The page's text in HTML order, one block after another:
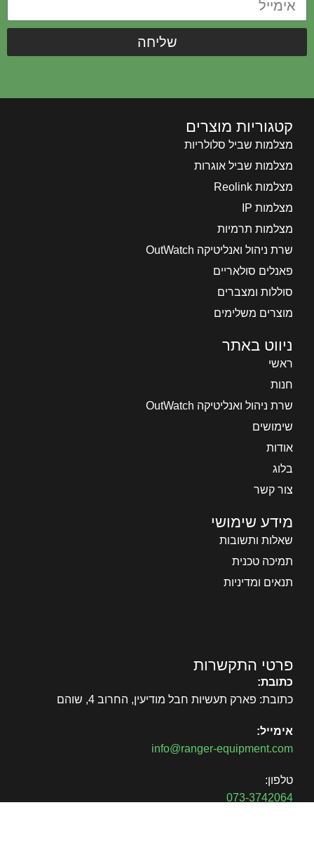
שליחה
קטגוריות מוצרים
מצלמות שביל סלולריות
מצלמות שביל אוגרות
מצלמות Reolink
מצלמות IP
מצלמות תרמיות
שרת ניהול ואנליטיקה OutWatch
פאנלים סולאריים
סוללות ומצברים
מוצרים משלימים
ניווט באתר
ראשי
חנות
שרת ניהול ואנליטיקה OutWatch
שימושים
אודות
בלוג
צור קשר
מידע שימושי
שאלות ותשובות
תמיכה טכנית
תנאים ומדיניות
פרטי התקשרות
כתובת:
כתובת: פארק תעשיות חבל מודיעין, החרוב 4, שוהם
אימייל:
info@ranger-equipment.com
טלפון:
073-3742064